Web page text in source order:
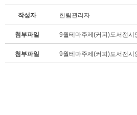
작성자 한림관리자
첨부파일 9월테마주제(커피)도서전시
첨부파일 9월테마주제(커피)도서전시